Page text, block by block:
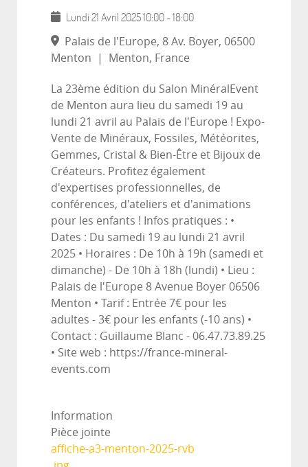
Lundi 21 Avril 202510:00 -18:00
Palais de l'Europe, 8 Av. Boyer, 06500
Menton
| Menton, France
La 23ème édition du Salon MinéralEvent
de Menton aura lieu du samedi 19 au
lundi 21 avril au Palais de l'Europe ! Expo-
Vente de Minéraux, Fossiles, Météorites,
Gemmes, Cristal & Bien-Être et Bijoux de
Créateurs. Profitez également
d'expertises professionnelles, de
conférences, d'ateliers et d'animations
pour les enfants ! Infos pratiques : •
Dates : Du samedi 19 au lundi 21 avril
2025 • Horaires : De 10h à 19h (samedi et
dimanche) - De 10h à 18h (lundi) • Lieu :
Palais de l'Europe 8 Avenue Boyer 06506
Menton • Tarif : Entrée 7€ pour les
adultes - 3€ pour les enfants (-10 ans) •
Contact : Guillaume Blanc - 06.47.73.89.25
• Site web : https://france-mineral-
events.com
Information
Pièce jointe
affiche-a3-menton-2025-rvb